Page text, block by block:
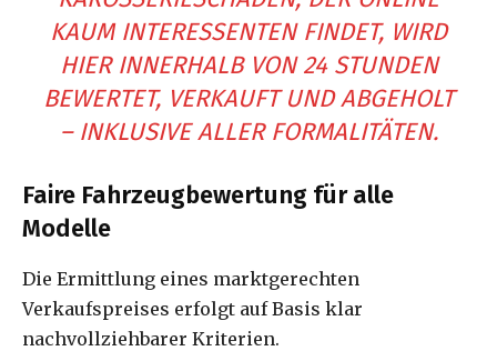
KAUM INTERESSENTEN FINDET, WIRD
HIER INNERHALB VON 24 STUNDEN
BEWERTET, VERKAUFT UND ABGEHOLT
– INKLUSIVE ALLER FORMALITÄTEN.
Faire Fahrzeugbewertung für alle
Modelle
Die Ermittlung eines marktgerechten
Verkaufspreises erfolgt auf Basis klar
nachvollziehbarer Kriterien.